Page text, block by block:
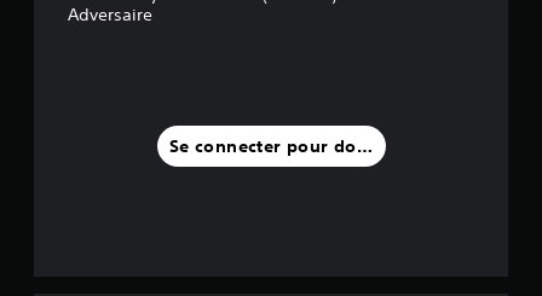
Adversaire
Se connecter pour donner un avis